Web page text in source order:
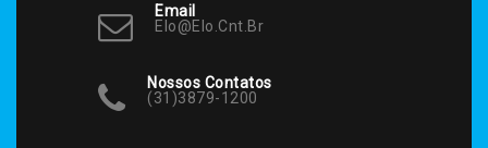
Email
Elo@elo.cnt.br
Nossos Contatos
(31)3879-1200